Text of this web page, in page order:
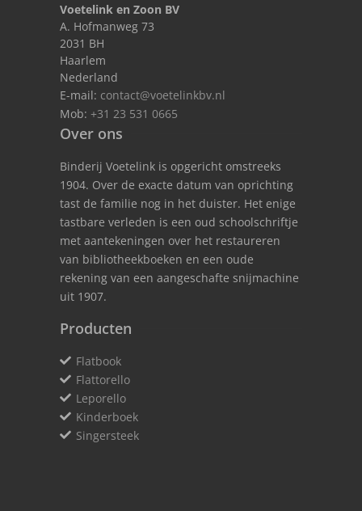
Voetelink en Zoon BV
A. Hofmanweg 73
2031 BH
Haarlem
Nederland
E-mail: contact@voetelinkbv.nl
Mob: +31 23 531 0665
Over ons
Binderij Voetelink is opgericht omstreeks
1904. Over de exacte datum van oprichting
tast de familie nog in het duister. Het enige
tastbare verleden is een oud schoolschriftje
met aantekeningen over het restaureren
van bibliotheekboeken en een oude
rekening van een aangeschafte snijmachine
uit 1907.
Producten
Flatbook
Flattorello
Leporello
Kinderboek
Singersteek